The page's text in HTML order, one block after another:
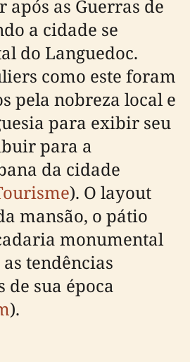
as Guerras de
a cidade se
do Languedoc.
como este foram
pela nobreza local e
para exibir seu
para a
da cidade
). O layout
mansão, o pátio
monumental
tendências
sua época
).